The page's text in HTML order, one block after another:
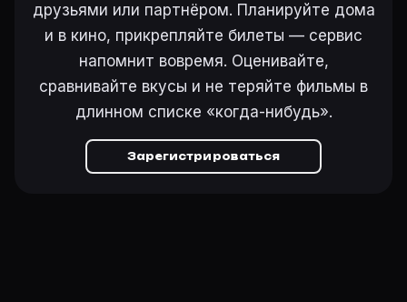
друзьями или партнёром. Планируйте дома
и в кино, прикрепляйте билеты — сервис
напомнит вовремя. Оценивайте,
сравнивайте вкусы и не теряйте фильмы в
длинном списке «когда-нибудь».
Зарегистрироваться